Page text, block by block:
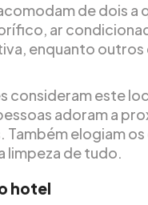
de dois
ar
enquanto
consideram este
adoram a
Também elogiam
limpeza de tudo.
hotel